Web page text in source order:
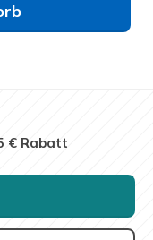
€ Rabatt